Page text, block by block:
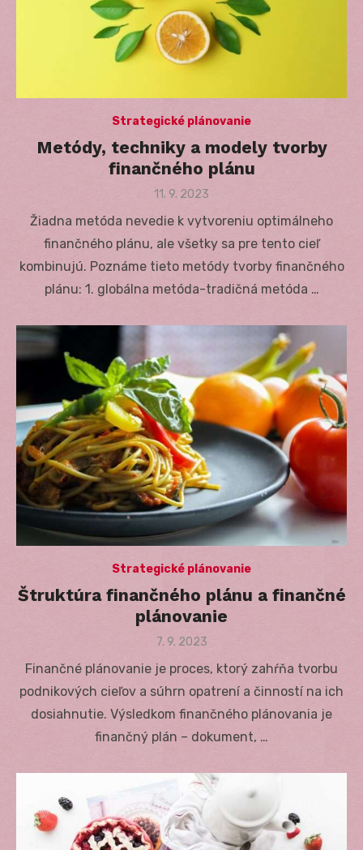
Strategické plánovanie
Metódy, techniky a modely tvorby
finančného plánu
Posted
11. 9. 2023
Žiadna metóda nevedie k vytvoreniu optimálneho
finančného plánu, ale všetky sa pre tento cieľ
kombinujú. Poznáme tieto metódy tvorby finančného
plánu: 1. globálna metóda-tradičná metóda …
Strategické plánovanie
Štruktúra finančného plánu a finančné
plánovanie
Posted
7. 9. 2023
Finančné plánovanie je proces, ktorý zahŕňa tvorbu
podnikových cieľov a súhrn opatrení a činností na ich
dosiahnutie. Výsledkom finančného plánovania je
finančný plán – dokument, …